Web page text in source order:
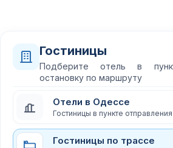
Гостиницы
Подберите отель в
остановку по маршруту
Отели в Одессе
Гостиницы в пункте отправления
Гостиницы по трассе